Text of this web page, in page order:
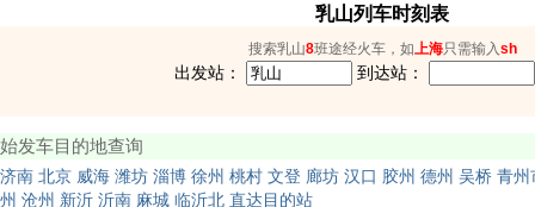
乳山列车时刻表
搜索乳山8班途经火车，如 上海只需输入 sh
出发站： 到达站：
始发车目的地查询
济南 北京 威海 潍坊 淄博 徐州 桃村 文登 廊坊 汉口 胶州 德州 吴桥 青州
州 沧州 新沂 沂南 麻城 临沂北 直达目的站